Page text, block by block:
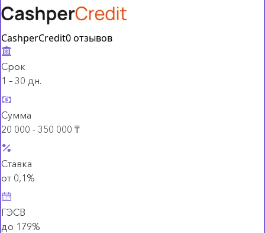
CashperCredit0 отзывов
Срок
1 – 30 дн.
Сумма
20 000 - 350 000 ₸
Ставка
от 0,1%
ГЭСВ
до 179%